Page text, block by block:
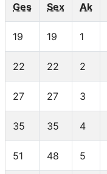
Ges Sex Ak
19 19 1
22 22 2
27 27 3
35 35 4
51 48 5